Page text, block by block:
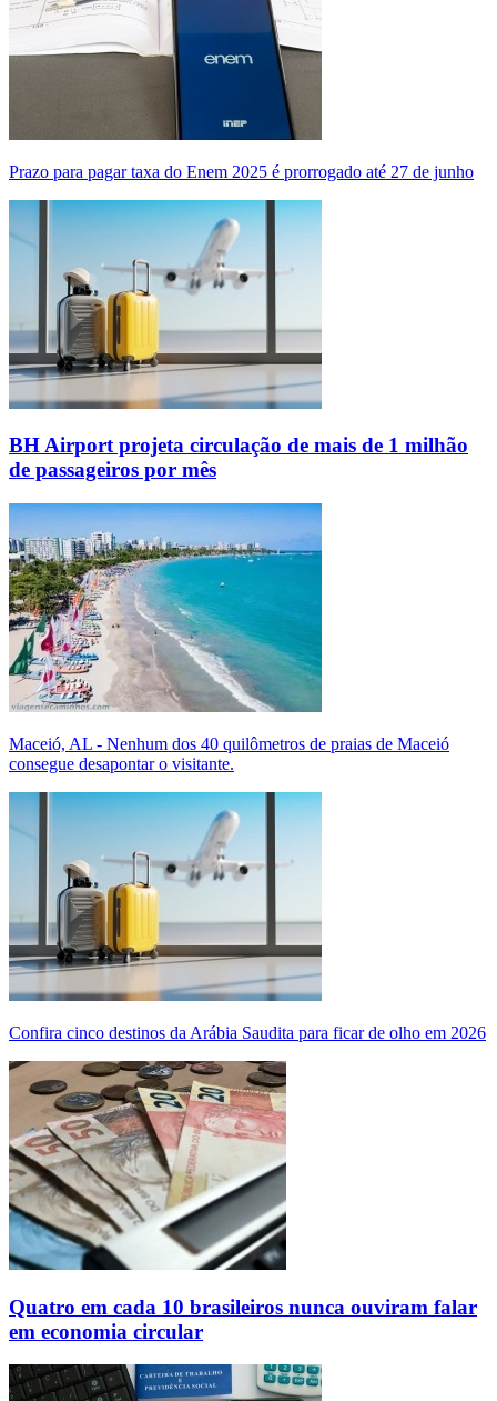
Prazo para pagar taxa do Enem 2025 é prorrogado até 27 de junho
BH Airport projeta circulação de mais de 1 milhão
de passageiros por mês
Maceió, AL - Nenhum dos 40 quilômetros de praias de Maceió
consegue desapontar o visitante.
Confira cinco destinos da Arábia Saudita para ficar de olho em 2026
Quatro em cada 10 brasileiros nunca ouviram falar
em economia circular